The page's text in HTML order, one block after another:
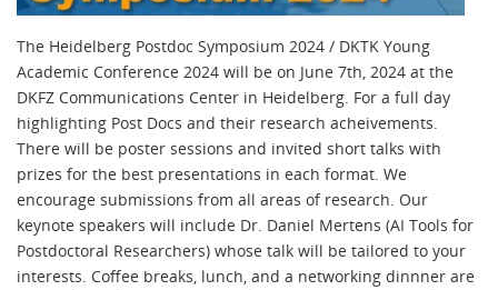
The Heidelberg Postdoc Symposium 2024 / DKTK Young
Academic Conference 2024 will be on June 7th, 2024 at the
DKFZ Communications Center in Heidelberg. For a full day
highlighting Post Docs and their research acheivements.
There will be poster sessions and invited short talks with
prizes for the best presentations in each format. We
encourage submissions from all areas of research. Our
keynote speakers will include Dr. Daniel Mertens (AI Tools for
Postdoctoral Researchers) whose talk will be tailored to your
interests. Coffee breaks, lunch, and a networking dinnner are